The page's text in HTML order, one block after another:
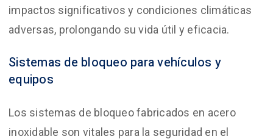
impactos significativos y condiciones climáticas
adversas, prolongando su vida útil y eficacia.
Sistemas de bloqueo para vehículos y
equipos
Los sistemas de bloqueo fabricados en acero
inoxidable son vitales para la seguridad en el